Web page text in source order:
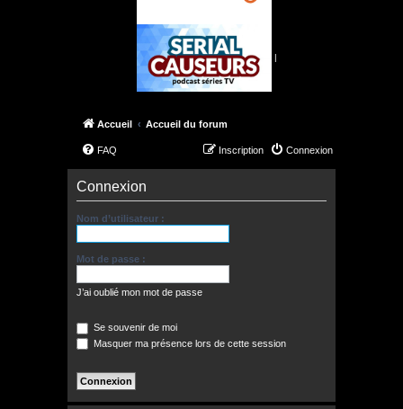
|
Accueil Accueil du forum
FAQ Connexion
Inscription
Connexion
Nom d’utilisateur :
Mot de passe :
J’ai oublié mon mot de passe
Se souvenir de moi
Masquer ma présence lors de cette session